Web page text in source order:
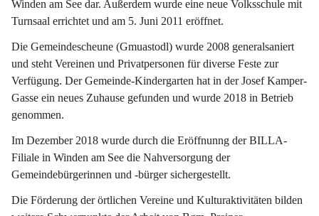
Winden am See dar. Außerdem wurde eine neue Volksschule mit
Turnsaal errichtet und am 5. Juni 2011 eröffnet.
Die Gemeindescheune (Gmuastodl) wurde 2008 generalsaniert
und steht Vereinen und Privatpersonen für diverse Feste zur
Verfügung. Der Gemeinde-Kindergarten hat in der Josef Kamper-
Gasse ein neues Zuhause gefunden und wurde 2018 in Betrieb
genommen.
Im Dezember 2018 wurde durch die Eröffnunng der BILLA-
Filiale in Winden am See die Nahversorgung der
Gemeindebürgerinnen und -bürger sichergestellt.
Die Förderung der örtlichen Vereine und Kulturaktivitäten bilden